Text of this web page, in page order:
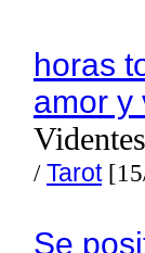
horas
amor y
/Tarot
Se